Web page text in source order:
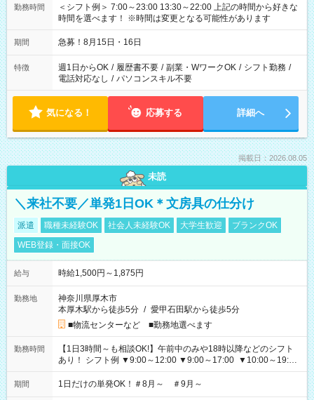
勤務時間
＜シフト例＞ 7:00～23:00 13:30～22:00 上記の時間から好きな
時間を選べます！ ※時間は変更となる可能性があります
期間 急募！8月15日・16日
特徴 週1日からOK / 履歴書不要 / 副業・WワークOK / シフト勤務 /
電話対応なし / パソコンスキル不要
気になる！ 応募する 詳細へ
掲載日：2026.08.05
未読
＼来社不要／単発1日OK＊文房具の仕分け
派遣 職種未経験OK 社会人未経験OK 大学生歓迎
ブランクOK
WEB登録・面接OK
給与 時給1,500円～1,875円
勤務地
神奈川県厚木市
本厚木駅から徒歩5分 / 愛甲石田駅から徒歩5分
■物流センターなど ■勤務地選べます
勤務時間
【1日3時間～も相談OK!】午前中のみや18時以降などのシフト
あり！ シフト例 ▼9:00～12:00 ▼9:00～17:00 ▼10:00～19:00
▼18:00～21:00
期間 1日だけの単発OK！＃8月～ ＃9月～